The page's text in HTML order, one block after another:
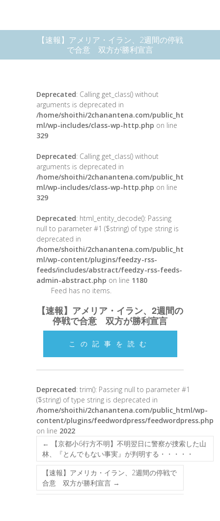
【速報】アメリア・イラン、2週間の停戦
で合意 双方が勝利宣言
Deprecated: Calling get_class() without
arguments is deprecated in
/home/shoithi/2chanantena.com/public_ht
ml/wp-includes/class-wp-http.php on line
329
Deprecated: Calling get_class() without
arguments is deprecated in
/home/shoithi/2chanantena.com/public_ht
ml/wp-includes/class-wp-http.php on line
329
Deprecated: html_entity_decode(): Passing
null to parameter #1 ($string) of type string is
deprecated in
/home/shoithi/2chanantena.com/public_ht
ml/wp-content/plugins/feedzy-rss-
feeds/includes/abstract/feedzy-rss-feeds-
admin-abstract.php on line 1180
Feed has no items.
【速報】アメリア・イラン、2週間の
停戦で合意 双方が勝利宣言
この記事を読む
Deprecated: trim(): Passing null to parameter #1
($string) of type string is deprecated in
/home/shoithi/2chanantena.com/public_html/wp-
content/plugins/feedwordpress/feedwordpress.php
on line 2022
←
【京都小6行方不明】不明翌日に警察が捜索した山
林、『とんでもない事実』が判明する・・・・・
【速報】アメリカ・イラン、2週間の停戦で
合意 双方が勝利宣言 →